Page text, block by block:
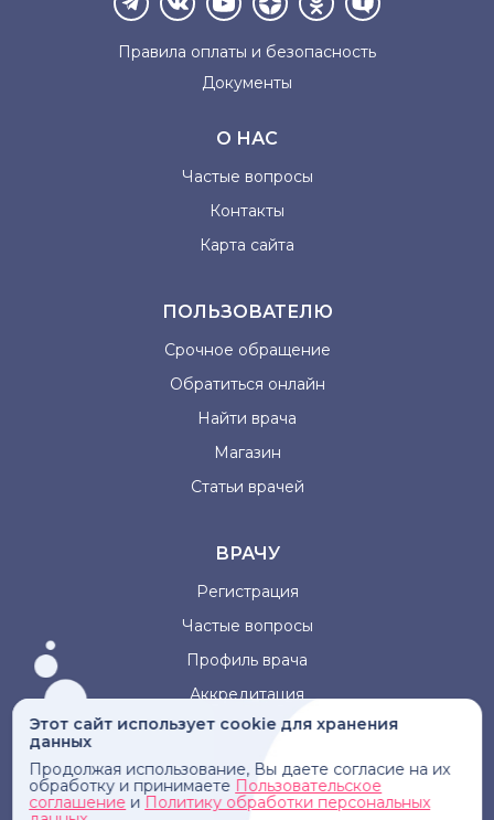
Этот сайт использует cookie для хранения
данных
Продолжая использование, Вы даете согласие на их
обработку и принимаете Пользовательское
соглашение и Политику обработки персональных
Правила оплаты и безопасность
Документы
О НАС
Частые вопросы
Контакты
Карта сайта
ПОЛЬЗОВАТЕЛЮ
Срочное обращение
Обратиться онлайн
Найти врача
Магазин
Статьи врачей
ВРАЧУ
Регистрация
Частые вопросы
Профиль врача
Аккредитация
Информация, представленная на сайте, не может быть
использована для постановки диагноза, назначения
лечения и не заменяет прием врача.